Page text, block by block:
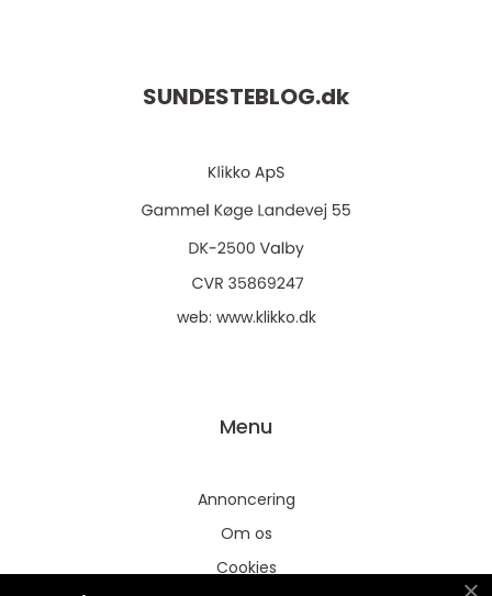
SUNDESTEBLOG.dk
web: www.klikko.dk
Menu
Annoncering
Om os
Cookies